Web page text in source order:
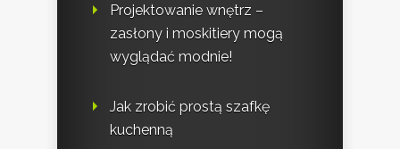
Projektowanie wnętrz –
zasłony i moskitiery mogą
wyglądać modnie!
Jak zrobić prostą szafkę
kuchenną